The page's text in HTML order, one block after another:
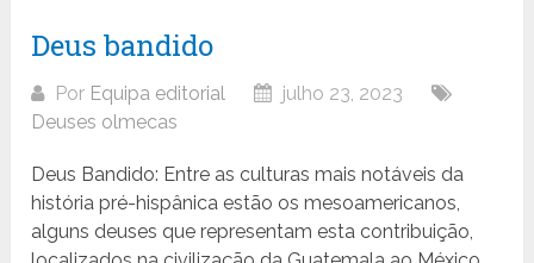
Deus bandido
Por Equipa editorial
julho 23, 2023
Deuses olmecas
Deus Bandido: Entre as culturas mais notáveis da
história pré-hispânica estão os mesoamericanos,
alguns deuses que representam esta contribuição,